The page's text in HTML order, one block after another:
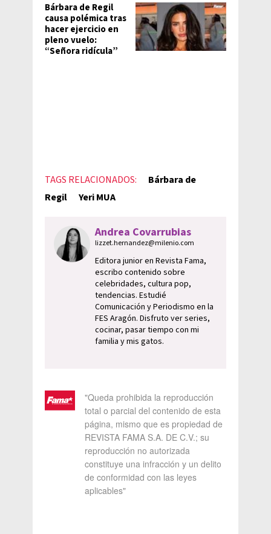
Bárbara de Regil
causa polémica tras
hacer ejercicio en
pleno vuelo:
“Señora ridícula”
TAGS RELACIONADOS:
Bárbara de
Regil
Yeri MUA
Andrea Covarrubias
lizzet.hernandez@milenio.com
Editora junior en Revista Fama,
escribo contenido sobre
celebridades, cultura pop,
tendencias. Estudié
Comunicación y Periodismo en la
FES Aragón. Disfruto ver series,
cocinar, pasar tiempo con mi
familia y mis gatos.
"Queda prohibida la reproducción
total o parcial del contenido de esta
página, mismo que es propiedad de
REVISTA FAMA S.A. DE C.V.; su
reproducción no autorizada
constituye una infracción y un delito
de conformidad con las leyes
aplicables"